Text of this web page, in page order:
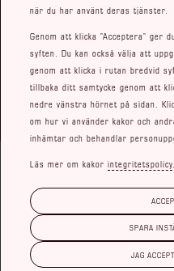
order@rowaco.se
KONTAKTA OSS
Hem
Våra områden
Om oss
när du har använt deras tjänster.
Genom att klicka ”Acceptera” ger
syften. Du kan också välja att
genom att klicka i rutan bredvid
tillbaka ditt samtycke genom att
nedre vänstra hörnet på sidan.
om hur vi använder kakor och
inhämtar och behandlar
Läs mer om kakor integritetspolicy
JAG
SPARA